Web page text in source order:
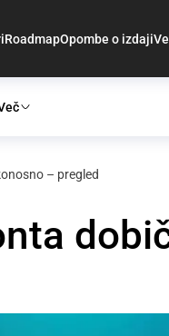
RoadmapOpombe o izdaji
– pregled